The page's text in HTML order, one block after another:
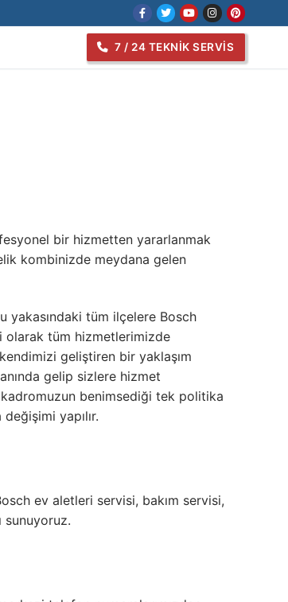
7 / 24 TEKNIK SERVIS
bir hizmetten yararlanmak
kombinizde meydana gelen
yakasındaki tüm ilçelere Bosch
olarak tüm hizmetlerimizde
geliştiren bir yaklaşım
gelip sizlere hizmet
benimsediği tek politika
yapılır.
ev aletleri servisi, bakım servisi,
sunuyoruz.